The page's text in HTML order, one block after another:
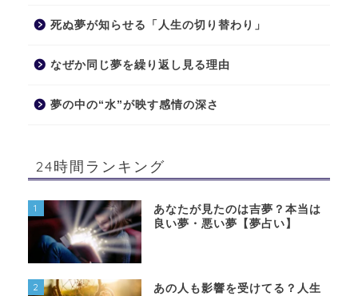
死ぬ夢が知らせる「人生の切り替わり」
なぜか同じ夢を繰り返し見る理由
夢の中の“水”が映す感情の深さ
24時間ランキング
1
あなたが見たのは吉夢？本当は
良い夢・悪い夢【夢占い】
2
あの人も影響を受けてる？人生